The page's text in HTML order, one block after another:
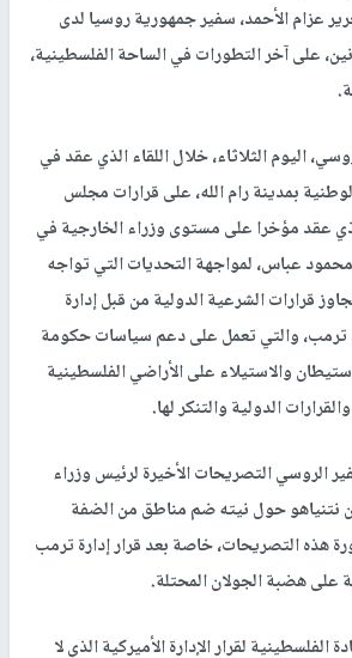
عزام الأحمد، سفير جمهورية روسيا لدى
على آخر التطورات في الساحة الفلسطينية،
اليوم الثلاثاء، خلال اللقاء الذي عقد في
بمدينة رام الله، على قرارات مجلس
عقد مؤخرا على مستوى وزراء الخارجية في
عباس، لمواجهة التحديات التي تواجه
قرارات الشرعية الدولية من قبل إدارة
ترمب، والتي تعمل على دعم سياسات حكومة
والاستيلاء على الأراضي الفلسطينية
الدولية والتنكر لها.
الروسي التصريحات الأخيرة لرئيس وزراء
نتنياهو حول نيته ضم مناطق من الضفة
هذه التصريحات، خاصة بعد قرار إدارة ترمب
على هضبة الجولان المحتلة.
لقرار الإدارة الأميركية الذي لا